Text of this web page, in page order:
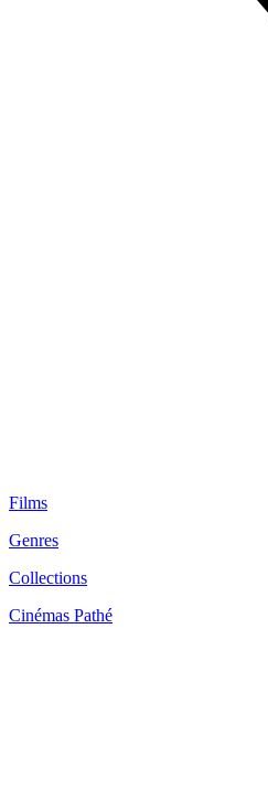
Films
Genres
Collections
Cinémas Pathé